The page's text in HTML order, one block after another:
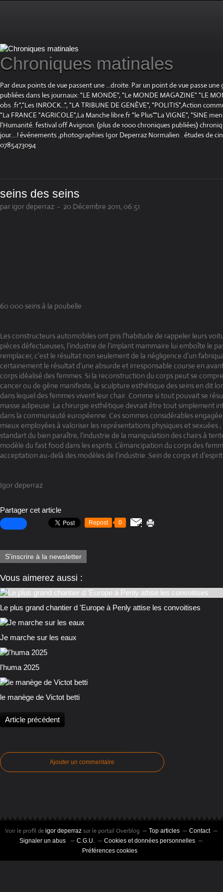
Chroniques matinales
Par deux points de vue passent une ...droite. Par un point de vue passe
publiées dans les journaux: "LE MONDE", "Le MONDE MAGAZINE" "LE
obs .fr","Les INROCK...", "LA TRIBUNE DE GENÈVE", "POLITIS",Action
"La FRANCE "AGRICOLE",La Manche libre.fr "le Plus"."La VIGNE", "SINE
l'Humanité. festival off Avignon. (plus de 1000 chroniques publiées)
jour....! événements ,photographies Igor Deperraz Normalien . études de
0785473094
seins des seins
par igor deperraz - 20 Décembre 2011, 06:51
60 000 seins à la poubelle
Les constructeurs automobiles ont pris l’habitude de rappeler leurs
pièces défectueuses, l’industrie de l’implant mammaire lui emboîte le
remplacer, c’est le résultat non seulement de la négligence d’un
certainement le résultat d’une absurde et irresponsable course en
corps idéalisé des femmes. Si la reconstruction du corps peut se
cancer ou de gène manifeste, la sculpture esthétique des seins en dit
dans lequel des femmes vivent leur chair .Comme si tout pouvait se
masse adipeuse .La chirurgie esthétique devrait être tout simplement
dans la communauté européenne. Ces sommes considérables
mieux employées à valoriser les représentations physiques et sexuées
standart du bien paraître, l’industrie de la manipulation des chairs à
modèle du fast food dans les esprits. L’émancipation du corps des
acceptation au-delà des modèles de l’industrie .Sein de corps et
Igor deperraz
Partager cet article
Repost 0
S'inscrire à la newsletter
Vous aimerez aussi :
Le plus grand chantier d 'Europe à Penly attise les convoitises
Je marche sur les eaux
l'huma 2025
le manège de Victot betti
Article précédent
Ajouter un commentaire
Voir le profil de igor deperraz sur le portail Overblog Top articles
Contact
Signaler un abus
C.G.U.
Cookies et données personnelles
Préférences cookies